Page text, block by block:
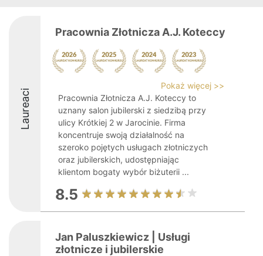
Laureaci
Pracownia Złotnicza A.J. Koteccy
Pokaż więcej >>
Pracownia Złotnicza A.J. Koteccy to
uznany salon jubilerski z siedzibą przy
ulicy Krótkiej 2 w Jarocinie. Firma
koncentruje swoją działalność na
szeroko pojętych usługach złotniczych
oraz jubilerskich, udostępniając
klientom bogaty wybór biżuterii ...
8.5
Jan Paluszkiewicz | Usługi
złotnicze i jubilerskie